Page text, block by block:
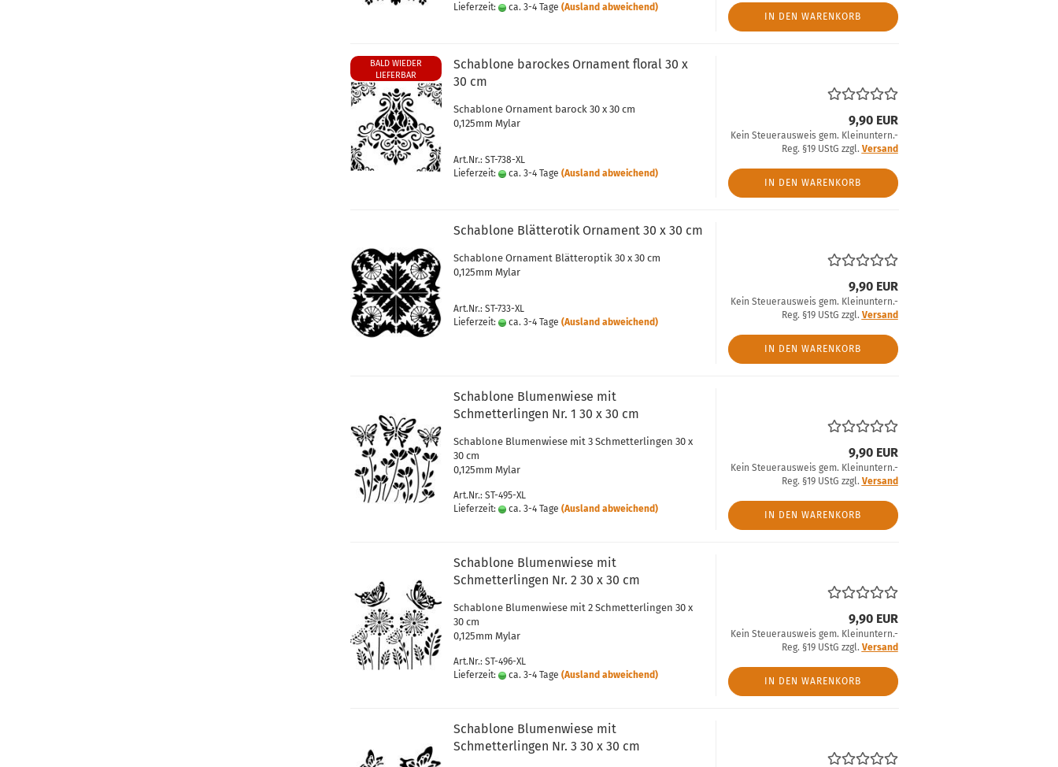
Lieferzeit:
ca. 3-4 Tage (Ausland abweichend)
IN DEN WARENKORB
BALD WIEDER
LIEFERBAR
Schablone barockes Ornament floral 30 x
30 cm
Schablone Ornament barock 30 x 30 cm
0,125mm Mylar
Art.Nr.: ST-738-XL
Lieferzeit:
ca. 3-4 Tage (Ausland abweichend)
9,90 EUR
Kein Steuerausweis gem. Kleinuntern.-
Reg. §19 UStG zzgl. Versand
IN DEN WARENKORB
Schablone Blätterotik Ornament 30 x 30 cm
Schablone Ornament Blätteroptik 30 x 30 cm
0,125mm Mylar
Art.Nr.: ST-733-XL
Lieferzeit:
ca. 3-4 Tage (Ausland abweichend)
9,90 EUR
Kein Steuerausweis gem. Kleinuntern.-
Reg. §19 UStG zzgl. Versand
IN DEN WARENKORB
Schablone Blumenwiese mit
Schmetterlingen Nr. 1 30 x 30 cm
Schablone Blumenwiese mit 3 Schmetterlingen 30 x
30 cm
0,125mm Mylar
Art.Nr.: ST-495-XL
Lieferzeit:
ca. 3-4 Tage (Ausland abweichend)
9,90 EUR
Kein Steuerausweis gem. Kleinuntern.-
Reg. §19 UStG zzgl. Versand
IN DEN WARENKORB
Schablone Blumenwiese mit
Schmetterlingen Nr. 2 30 x 30 cm
Schablone Blumenwiese mit 2 Schmetterlingen 30 x
30 cm
0,125mm Mylar
Art.Nr.: ST-496-XL
Lieferzeit:
ca. 3-4 Tage (Ausland abweichend)
9,90 EUR
Kein Steuerausweis gem. Kleinuntern.-
Reg. §19 UStG zzgl. Versand
IN DEN WARENKORB
Schablone Blumenwiese mit
Schmetterlingen Nr. 3 30 x 30 cm